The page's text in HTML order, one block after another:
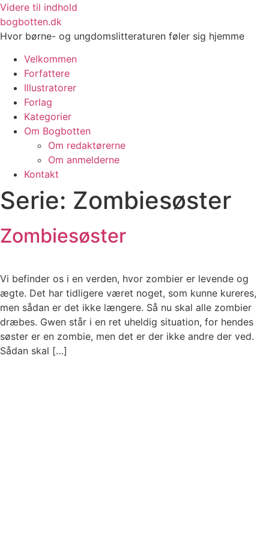
Videre til indhold
bogbotten.dk
Hvor børne- og ungdomslitteraturen føler sig hjemme
Velkommen
Forfattere
Illustratorer
Forlag
Kategorier
Om Bogbotten
Om redaktørerne
Om anmelderne
Kontakt
Serie: Zombiesøster
Zombiesøster
Vi befinder os i en verden, hvor zombier er levende og
ægte. Det har tidligere været noget, som kunne kureres,
men sådan er det ikke længere. Så nu skal alle zombier
dræbes. Gwen står i en ret uheldig situation, for hendes
søster er en zombie, men det er der ikke andre der ved.
Sådan skal […]